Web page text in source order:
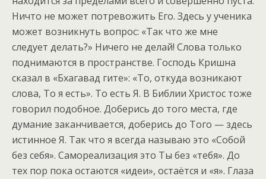
Ничто не может потревожить Его. Здесь у ученика
может возникнуть вопрос: «Так что же мне
следует делать?» Ничего не делай! Слова только
поднимаются в пространстве. Господь Кришна
сказал в «Бхагавад гите»: «То, откуда возникают
слова, То я есть». То есть Я. В Библии Христос тоже
говорил подобное. Доберись до того места, где
думание заканчивается, доберись до Того — здесь
истинное Я. Так что я всегда называю это «Собой
без себя». Самореализация это Ты без «тебя». До
тех пор пока остаются «идеи», остаётся и «я». Глаза